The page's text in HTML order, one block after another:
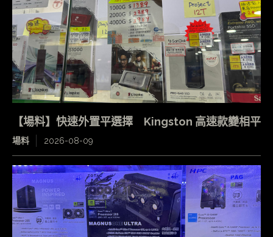
【場料】快速外置平選擇 Kingston 高速款變相平
場料 2026-08-09